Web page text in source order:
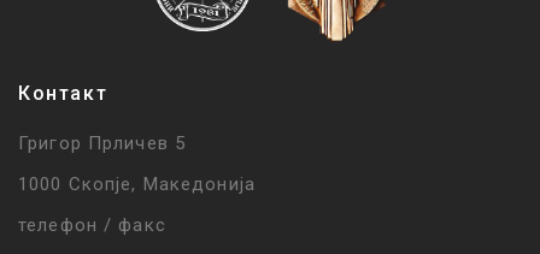
Контакт
Григор Прличев 5
1000 Скопје, Македонија
телефон / факс